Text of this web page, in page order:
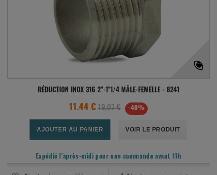
RÉDUCTION INOX 316 2"-1"1/4 MÂLE-FEMELLE - 8241
11.44 € 19,07 € -40%
AJOUTER AU PANIER VOIR LE PRODUIT
Expédié l'après-midi pour une commande avant 11h